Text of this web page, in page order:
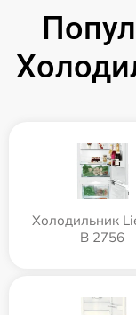
Холодильник
B 2756